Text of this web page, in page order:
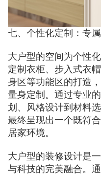
七、个性化定制：专
大户型的空间为个性
定制衣柜、步入式衣
身区等功能区的打造
量身定制。通过专业
划、风格设计到材料
最终呈现出一个既符
居家环境。
大户型的装修设计是
与科技的完美融合。